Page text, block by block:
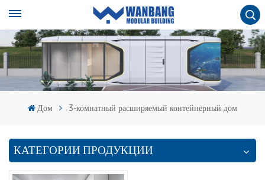
Дом 3-комнатный расширяемый контейнерный дом
КАТЕГОРИИ ПРОДУКЦИИ